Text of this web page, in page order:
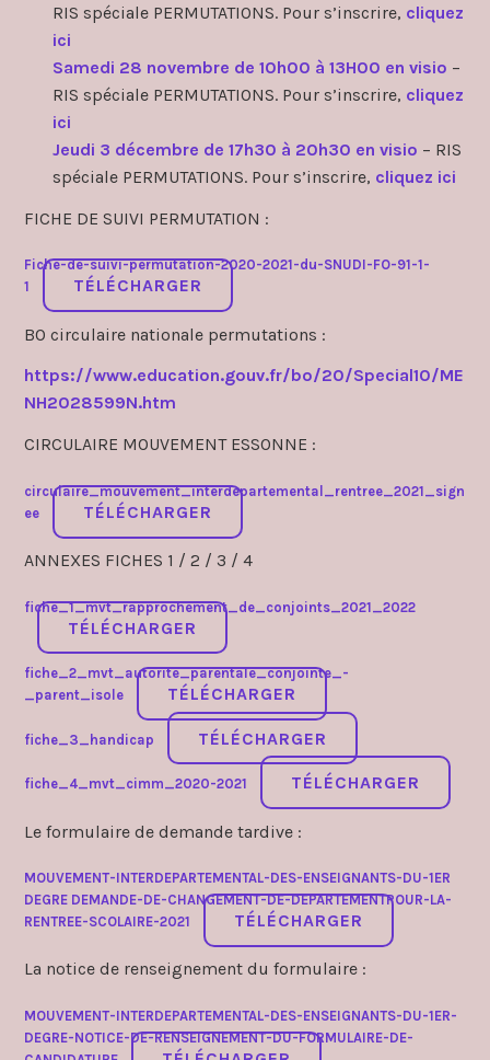
RIS spéciale PERMUTATIONS. Pour s’inscrire, cliquez
ici
Samedi 28 novembre de 10h00 à 13H00 en visio –
RIS spéciale PERMUTATIONS. Pour s’inscrire, cliquez
ici
Jeudi 3 décembre de 17h30 à 20h30 en visio – RIS
spéciale PERMUTATIONS. Pour s’inscrire, cliquez ici
FICHE DE SUIVI PERMUTATION :
Fiche-de-suivi-permutation-2020-2021-du-SNUDI-FO-91-1-
1
TÉLÉCHARGER
BO circulaire nationale permutations :
https://www.education.gouv.fr/bo/20/Special10/ME
NH2028599N.htm
CIRCULAIRE MOUVEMENT ESSONNE :
circulaire_mouvement_interdepartemental_rentree_2021_sign
ee
TÉLÉCHARGER
ANNEXES FICHES 1 / 2 / 3 / 4
fiche_1_mvt_rapprochement_de_conjoints_2021_2022
TÉLÉCHARGER
fiche_2_mvt_autorite_parentale_conjointe_-
_parent_isole
TÉLÉCHARGER
fiche_3_handicap TÉLÉCHARGER
fiche_4_mvt_cimm_2020-2021 TÉLÉCHARGER
Le formulaire de demande tardive :
MOUVEMENT-INTERDEPARTEMENTAL-DES-ENSEIGNANTS-DU-1ER
DEGRE DEMANDE-DE-CHANGEMENT-DE-DEPARTEMENTPOUR-LA-
RENTREE-SCOLAIRE-2021
TÉLÉCHARGER
La notice de renseignement du formulaire :
MOUVEMENT-INTERDEPARTEMENTAL-DES-ENSEIGNANTS-DU-1ER-
DEGRE-NOTICE-DE-RENSEIGNEMENT-DU-FORMULAIRE-DE-